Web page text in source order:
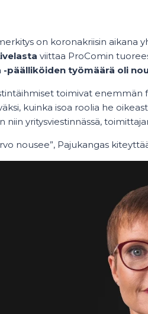
on koronakriisin aikana
viittaa ProComin
-päälliköiden työmäärä oli
toimivat
kuinka isoa roolia he
niin yritysviestinnässä,
nousee”, Pajukangas